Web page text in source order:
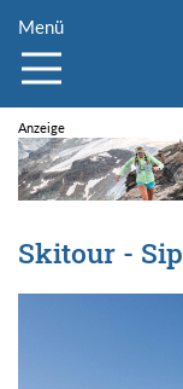
Menü
Skitour -